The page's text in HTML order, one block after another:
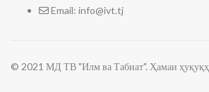
Email: info@ivt.tj
© 2021 МД ТВ "Илм ва Табиат". Ҳамаи